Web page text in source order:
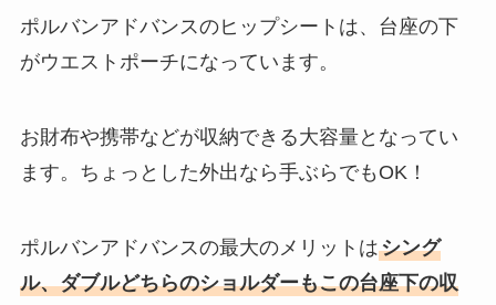
ポルバンアドバンスのヒップシートは、台座の下
がウエストポーチになっています。
お財布や携帯などが収納できる大容量となってい
ます。ちょっとした外出なら手ぶらでもOK！
ポルバンアドバンスの最大のメリットはシング
ル、ダブルどちらのショルダーもこの台座下の収